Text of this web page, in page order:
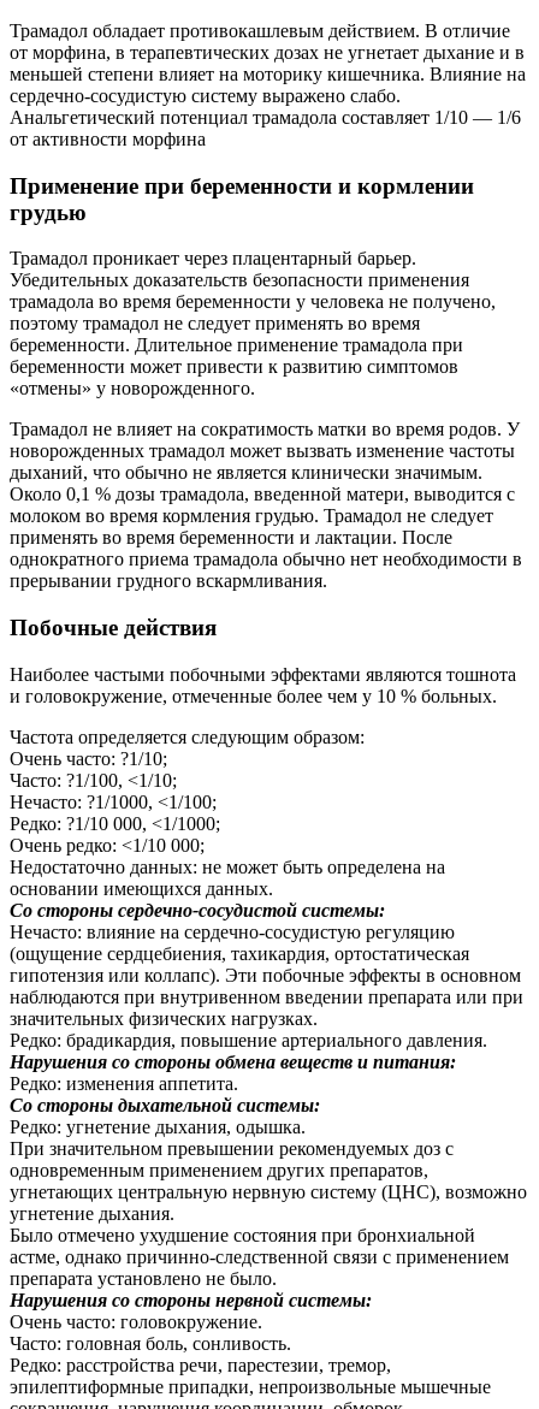
Трамадол обладает противокашлевым действием. В отличие
от морфина, в терапевтических дозах не угнетает дыхание и в
меньшей степени влияет на моторику кишечника. Влияние на
сердечно-сосудистую систему выражено слабо.
Анальгетический потенциал трамадола составляет 1/10 — 1/6
от активности морфина
Применение при беременности и кормлении
грудью
Трамадол проникает через плацентарный барьер.
Убедительных доказательств безопасности применения
трамадола во время беременности у человека не получено,
поэтому трамадол не следует применять во время
беременности. Длительное применение трамадола при
беременности может привести к развитию симптомов
«отмены» у новорожденного.
Трамадол не влияет на сократимость матки во время родов. У
новорожденных трамадол может вызвать изменение частоты
дыханий, что обычно не является клинически значимым.
Около 0,1 % дозы трамадола, введенной матери, выводится с
молоком во время кормления грудью. Трамадол не следует
применять во время беременности и лактации. После
однократного приема трамадола обычно нет необходимости в
прерывании грудного вскармливания.
Побочные действия
Наиболее частыми побочными эффектами являются тошнота
и головокружение, отмеченные более чем у 10 % больных.
Частота определяется следующим образом:
Очень часто: ?1/10;
Часто: ?1/100, <1/10;
Нечасто: ?1/1000, <1/100;
Редко: ?1/10 000, <1/1000;
Очень редко: <1/10 000;
Недостаточно данных: не может быть определена на
основании имеющихся данных.
Со стороны сердечно-сосудистой системы:
Нечасто: влияние на сердечно-сосудистую регуляцию
(ощущение сердцебиения, тахикардия, ортостатическая
гипотензия или коллапс). Эти побочные эффекты в основном
наблюдаются при внутривенном введении препарата или при
значительных физических нагрузках.
Редко: брадикардия, повышение артериального давления.
Нарушения со стороны обмена веществ и питания:
Редко: изменения аппетита.
Со стороны дыхательной системы:
Редко: угнетение дыхания, одышка.
При значительном превышении рекомендуемых доз с
одновременным применением других препаратов,
угнетающих центральную нервную систему (ЦНС), возможно
угнетение дыхания.
Было отмечено ухудшение состояния при бронхиальной
астме, однако причинно-следственной связи с применением
препарата установлено не было.
Нарушения со стороны нервной системы:
Очень часто: головокружение.
Часто: головная боль, сонливость.
Редко: расстройства речи, парестезии, тремор,
эпилептиформные припадки, непроизвольные мышечные